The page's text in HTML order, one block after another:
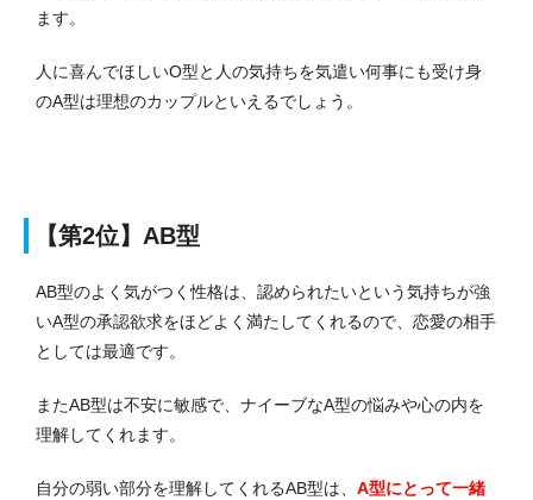
ます。
人に喜んでほしいO型と人の気持ちを気遣い何事にも受け身
のA型は理想のカップルといえるでしょう。
【第2位】AB型
AB型のよく気がつく性格は、認められたいという気持ちが強
いA型の承認欲求をほどよく満たしてくれるので、恋愛の相手
としては最適です。
またAB型は不安に敏感で、ナイーブなA型の悩みや心の内を
理解してくれます。
自分の弱い部分を理解してくれるAB型は、 A型にとって一緒